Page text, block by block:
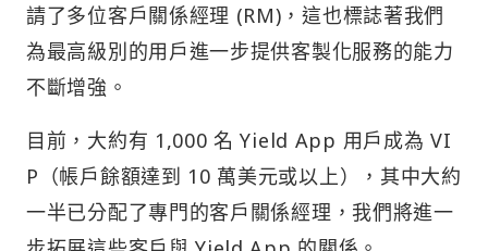
請了多位客戶關係經理 (RM)，這也標誌著我們
為最高級別的用戶進一步提供客製化服務的能力
不斷增強。
目前，大約有 1,000 名 Yield App 用戶成為 VI
P（帳戶餘額達到 10 萬美元或以上），其中大約
一半已分配了專門的客戶關係經理，我們將進一